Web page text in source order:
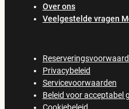
Over ons
Veelgestelde vragen
Privacybeleid
Servicevoorwaarden
Beleid voor acceptabel